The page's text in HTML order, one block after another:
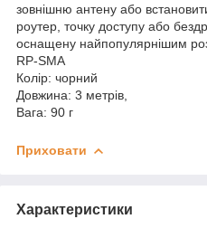
зовнішню антену або
роутер, точку доступу або
оснащену найпопулярнішим
RP-SMA
Колір: чорний
Довжина: 3 метрів,
Вага: 90 г
Приховати
Характеристики